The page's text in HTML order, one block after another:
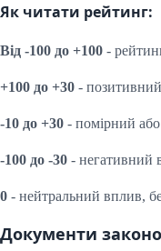
Як читати рейтинг:
Від -100 до +100 -
+100 до +30 -
-10 до +30 - помірний
-100 до -30 - негативний
0 - нейтральний вплив,
Документи